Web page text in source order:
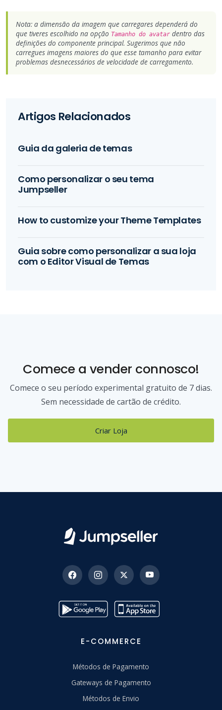
Nota: a dimensão da imagem que carregares dependerá do
que tiveres escolhido na opção Tamanho do avatar dentro das
definições do componente principal. Sugerimos que não
carregues imagens maiores do que esse tamanho para evitar
problemas desnecessários de velocidade de carregamento.
Artigos Relacionados
Guia da galeria de temas
Como personalizar o seu tema
Jumpseller
How to customize your Theme Templates
Guia sobre como personalizar a sua loja
com o Editor Visual de Temas
Comece a vender connosco!
Comece o seu período experimental gratuito de 7 dias.
Sem necessidade de cartão de crédito.
Criar Loja
E-COMMERCE
Métodos de Pagamento
Gateways de Pagamento
Métodos de Envio